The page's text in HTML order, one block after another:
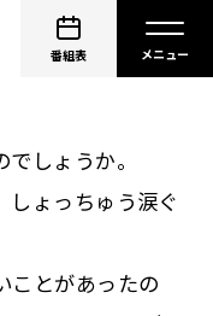
番組表
しょうか。
しょっちゅう涙ぐ
ことがあったの